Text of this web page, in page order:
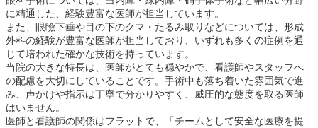
に精通した、経験豊富な医師が担当しています。
また、眼瞼下垂や目の下のクマ・たるみ取りなどについては、形成
外科の経験が豊富な医師が担当しており、いずれも多くの症例を通
じて培われた確かな技術を持っています。
当院の大きな特長は、医師がとても穏やかで、看護師やスタッフへ
の配慮を大切にしていることです。手術中も落ち着いた雰囲気で進
み、声かけや指示は丁寧で分かりやすく、威圧的な態度を取る医師
はいません。
医師と看護師の関係はフラットで、「チームとして安全な医療を提